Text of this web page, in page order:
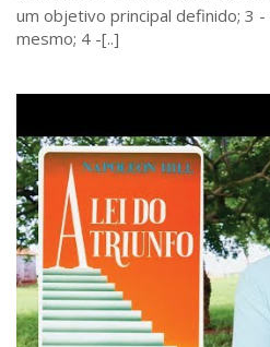
um objetivo principal definido; 3
mesmo; 4 -[..]